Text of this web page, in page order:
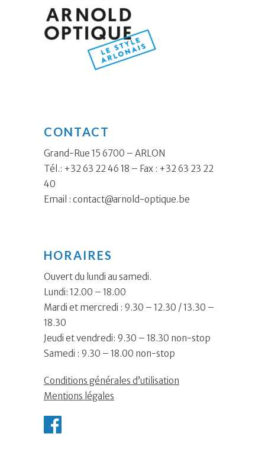
CONTACT
Grand-Rue 15 6700 – ARLON
Tél.: +32 63 22 46 18 – Fax : +32 63 23 22
40
Email : contact@arnold-optique.be
HORAIRES
Ouvert du lundi au samedi.
Lundi: 12.00 – 18.00
Mardi et mercredi : 9.30 – 12.30 / 13.30 –
18.30
Jeudi et vendredi: 9.30 – 18.30 non-stop
Samedi : 9.30 – 18.00 non-stop
Conditions générales d’utilisation
Mentions légales